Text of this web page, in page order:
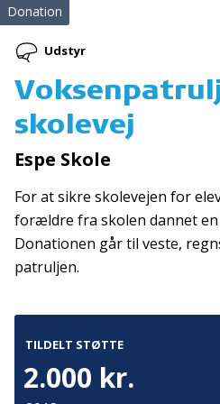
Donation
Udstyr
skolevej
Espe Skole
For at sikre skolevejen for
forældre fra skolen dannet
Donationen går til veste,
patruljen.
TILDELT STØTTE
2.000 kr.
Tilmeld nyhedsbrev
Tilmeld